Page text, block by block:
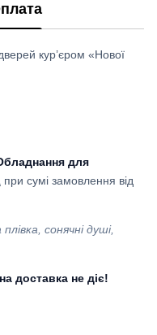
кур’єром «Нової
для
при сумі замовлення від
сонячні душі,
доставка не діє!